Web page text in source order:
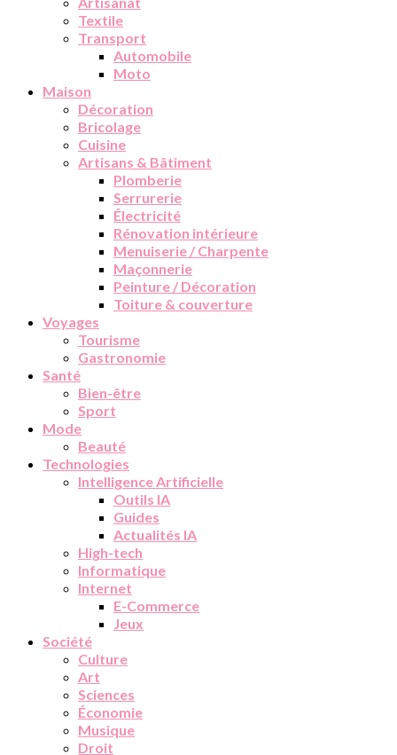
Textile
Transport
Automobile
Moto
Maison
Décoration
Bricolage
Cuisine
Artisans & Bâtiment
Plomberie
Serrurerie
Électricité
Rénovation intérieure
Menuiserie / Charpente
Maçonnerie
Peinture / Décoration
Toiture & couverture
Voyages
Tourisme
Gastronomie
Santé
Bien-être
Sport
Mode
Beauté
Technologies
Intelligence Artificielle
Outils IA
Guides
Actualités IA
High-tech
Informatique
Internet
E-Commerce
Jeux
Société
Culture
Art
Sciences
Économie
Musique
Droit